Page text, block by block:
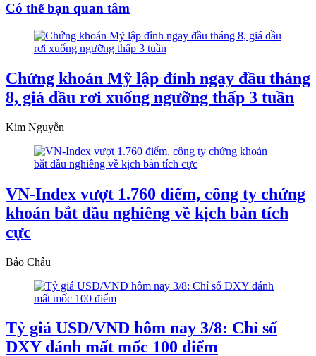
Có thể bạn quan tâm
Chứng khoán Mỹ lập đỉnh ngay đầu tháng
8, giá dầu rơi xuống ngưỡng thấp 3 tuần
Kim Nguyễn
VN-Index vượt 1.760 điểm, công ty chứng
khoán bắt đầu nghiêng về kịch bản tích
cực
Bảo Châu
Tỷ giá USD/VND hôm nay 3/8: Chỉ số
DXY đánh mất mốc 100 điểm